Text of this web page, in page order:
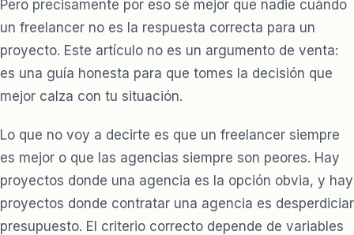
Pero precisamente por eso sé mejor que nadie cuándo
un freelancer no es la respuesta correcta para un
proyecto. Este artículo no es un argumento de venta:
es una guía honesta para que tomes la decisión que
mejor calza con tu situación.
Lo que no voy a decirte es que un freelancer siempre
es mejor o que las agencias siempre son peores. Hay
proyectos donde una agencia es la opción obvia, y hay
proyectos donde contratar una agencia es desperdiciar
presupuesto. El criterio correcto depende de variables